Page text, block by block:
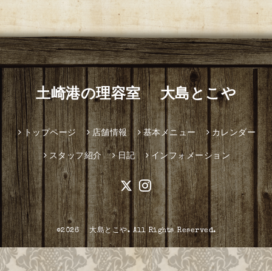
土崎港の理容室 大島とこや
トップページ 店舗情報 基本メニュー カレンダー
スタッフ紹介 日記 インフォメーション
©2026大島とこや. All Rights Reserved.